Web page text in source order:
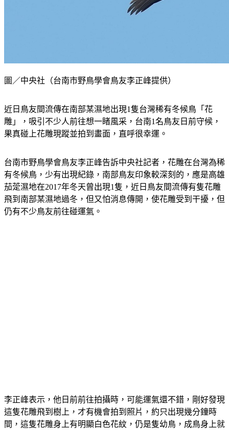
圖／中央社（台南市野鳥學會鳥友李正峰提供）
近日鳥友間流傳在南部某濕地出現1隻台灣稀有冬候鳥「花
雕」，吸引不少人前往想一睹風采，台南1名鳥友日前守候，
果真碰上花雕現蹤並拍到畫面，直呼很幸運。
台南市野鳥學會鳥友李正峰告訴中央社記者，花雕在台灣為稀
有冬候鳥，少有出現紀錄，南部鳥友印象較深刻的，應是高雄
茄萣濕地在2017年冬天曾出現1隻，近日鳥友間流傳有隻花雕
飛到南部某濕地過冬，但又怕消息傳開，使花雕受到干擾，但
仍有不少鳥友前往碰運氣。
李正峰表示，他日前前往拍攝時，可能運氣還不錯，剛好發現
這隻花雕飛到樹上，才有機會拍到照片，約只出現幾分鐘時
間，這隻花雕身上有明顯白色花紋，仍是隻幼鳥，成鳥身上就